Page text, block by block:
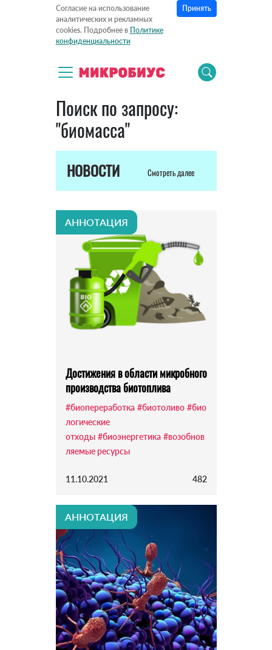
Согласие на использование
аналитических и рекламных
cookies. Подробнее в Политике
конфиденциальности
Принять
Поиск по запросу:
"биомасса"
НОВОСТИ Смотреть далее
АННОТАЦИЯ
Достижения в области микробного
производства биотоплива
#биопереработка #биотоливо #био
логические
отходы #биоэнергетика #возобнов
ляемые ресурсы
11.10.2021 482
АННОТАЦИЯ